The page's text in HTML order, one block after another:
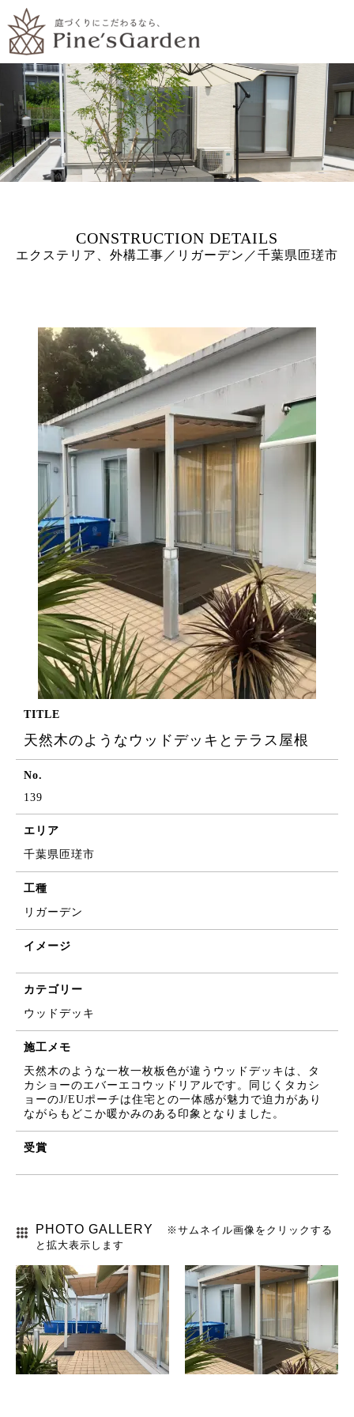
エクステリア、外構工事／リガーデン／千葉県匝瑳市
TITLE
天然木のようなウッドデッキとテラス屋根
No.
139
エリア
千葉県匝瑳市
工種
リガーデン
イメージ
カテゴリー
ウッドデッキ
施工メモ
天然木のような一枚一枚板色が違うウッドデッキは、タ
カショーのエバーエコウッドリアルです。同じくタカシ
ョーのJ/EUポーチは住宅との一体感が魅力で迫力があり
ながらもどこか暖かみのある印象となりました。
受賞
PHOTO GALLERY
※サムネイル画像をクリックする
と拡大表示します